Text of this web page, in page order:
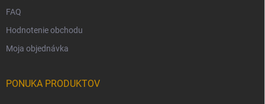
FAQ
Hodnotenie obchodu
Moja objednávka
PONUKA PRODUKTOV